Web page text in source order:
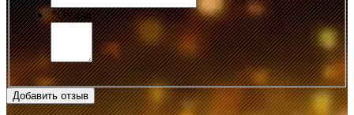
*Отзыв
Добавить отзыв